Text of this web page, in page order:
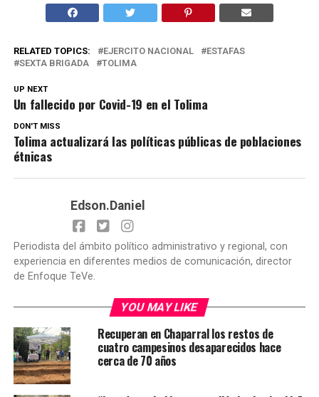
RELATED TOPICS: EJERCITO NACIONAL
ESTAFAS
SEXTA BRIGADA
TOLIMA
UP NEXT
Un fallecido por Covid-19 en el Tolima
DON'T MISS
Tolima actualizará las políticas públicas de poblaciones
étnicas
Edson.Daniel
Periodista del ámbito político administrativo y regional, con
experiencia en diferentes medios de comunicación, director
de Enfoque TeVe.
YOU MAY LIKE
Recuperan en Chaparral los restos de
cuatro campesinos desaparecidos hace
cerca de 70 años